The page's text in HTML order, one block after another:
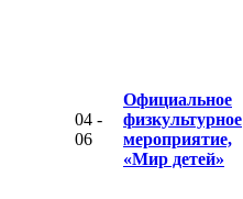
04 -
06
Официальное
физкультурное
мероприятие,
«Мир детей»